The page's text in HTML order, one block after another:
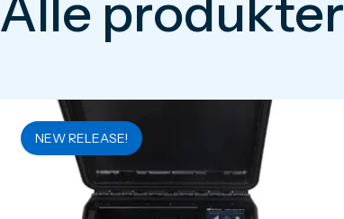
Alle produkter
NEW RELEASE!